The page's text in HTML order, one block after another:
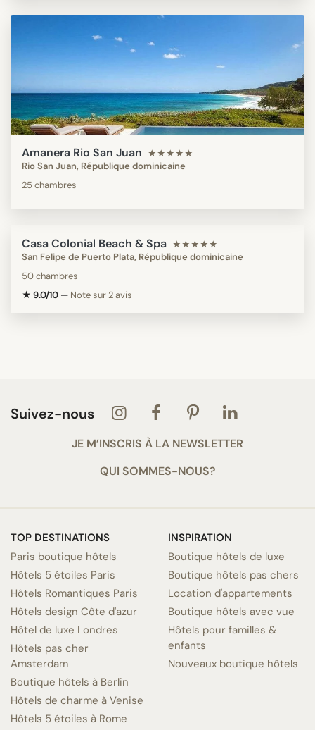
Amanera Rio San Juan ★★★★★
Rio San Juan, République dominicaine
25 chambres
Casa Colonial Beach & Spa ★★★★★
San Felipe de Puerto Plata, République dominicaine
50 chambres
★ 9.0/10 — Note sur 2 avis
Suivez-nous
JE M’INSCRIS À LA NEWSLETTER
QUI SOMMES-NOUS?
TOP DESTINATIONS
Paris boutique hôtels
Hôtels 5 étoiles Paris
Hôtels Romantiques Paris
Hôtels design Côte d'azur
Hôtel de luxe Londres
Hôtels pas cher
Amsterdam
Boutique hôtels à Berlin
Hôtels de charme à Venise
Hôtels 5 étoiles à Rome
INSPIRATION
Boutique hôtels de luxe
Boutique hôtels pas chers
Location d'appartements
Boutique hôtels avec vue
Hôtels pour familles &
enfants
Nouveaux boutique hôtels